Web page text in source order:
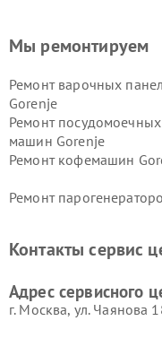
Мы ремонтируем
Ремонт варочных
Gorenje
Ремонт посудомоечных
машин Gorenje
Ремонт кофемашин
Ремонт
Контакты сервис
Адрес сервисного
г. Москва, ул. Чаянова